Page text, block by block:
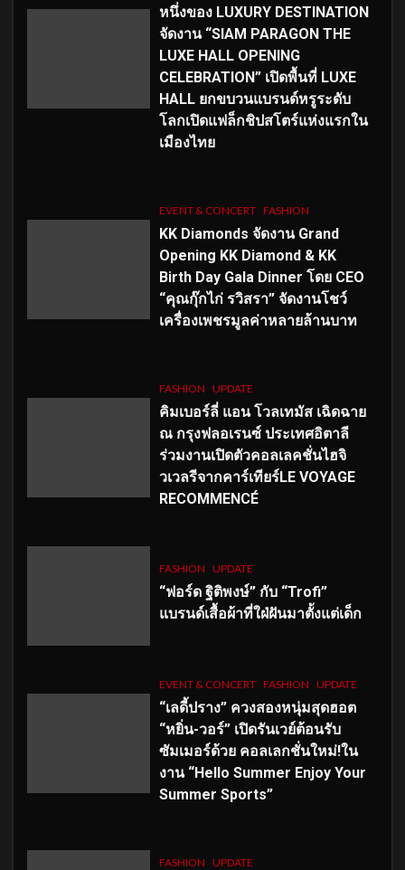
หนึ่งของ LUXURY DESTINATION
จัดงาน “SIAM PARAGON THE
LUXE HALL OPENING
CELEBRATION” เปิดพื้นที่ LUXE
HALL ยกขบวนแบรนด์หรูระดับ
โลกเปิดแฟล็กชิปสโตร์แห่งแรกใน
เมืองไทย
EVENT & CONCERT FASHION
KK Diamonds จัดงาน Grand
Opening KK Diamond & KK
Birth Day Gala Dinner โดย CEO
“คุณกุ๊กไก่ รวิสรา” จัดงานโชว์
เครื่องเพชรมูลค่าหลายล้านบาท
FASHION UPDATE
คิมเบอร์ลี่ แอน โวลเทมัส เฉิดฉาย
ณ กรุงฟลอเรนซ์ ประเทศอิตาลี
ร่วมงานเปิดตัวคอลเลคชั่นไฮจิ
วเวลรีจากคาร์เทียร์LE VOYAGE
RECOMMENCÉ
FASHION UPDATE
“ฟอร์ด ฐิติพงษ์” กับ “Trofi”
แบรนด์เสื้อผ้าที่ใฝ่ฝันมาตั้งแต่เด็ก
EVENT & CONCERT FASHION UPDATE
“เลดี้ปราง” ควงสองหนุ่มสุดฮอต
“หยิ่น-วอร์” เปิดรันเวย์ต้อนรับ
ซัมเมอร์ด้วย คอลเลกชั่นใหม่!ใน
งาน “Hello Summer Enjoy Your
Summer Sports”
FASHION UPDATE